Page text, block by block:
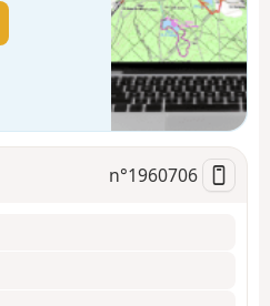
n°1960706